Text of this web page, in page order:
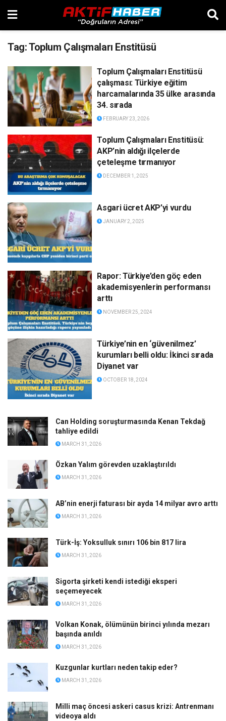
Tag:Toplum Çalışmaları Enstitüsü
Toplum Çalışmaları Enstitüsü
çalışması: Türkiye eğitim
harcamalarında 35 ülke arasında
34. sırada
FEBRUARY 23, 2026
Toplum Çalışmaları Enstitüsü:
AKP’nin aldığı ilçelerde
çeteleşme tırmanıyor
DECEMBER 1, 2025
Asgari ücret AKP’yi vurdu
JANUARY 2, 2025
Rapor: Türkiye’den göç eden
akademisyenlerin performansı
arttı
NOVEMBER 25, 2024
Türkiye’nin en ‘güvenilmez’
kurumları belli oldu: İkinci sırada
Diyanet var
OCTOBER 18, 2024
Can Holding soruşturmasında Kenan Tekdağ
tahliye edildi
MARCH 31, 2026
Özkan Yalım görevden uzaklaştırıldı
MARCH 31, 2026
AB’nin enerji faturası bir ayda 14 milyar avro arttı
MARCH 31, 2026
Türk-İş: Yoksulluk sınırı 106 bin 817 lira
MARCH 31, 2026
Sigorta şirketi kendi istediği eksperi
seçemeyecek
MARCH 31, 2026
Volkan Konak, ölümünün birinci yılında mezarı
başında anıldı
MARCH 31, 2026
Kuzgunlar kurtları neden takip eder?
MARCH 31, 2026
Milli maç öncesi askeri casus krizi: Antrenmanı
videoya aldı